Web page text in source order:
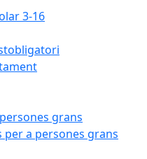
3-16
grans
a persones grans